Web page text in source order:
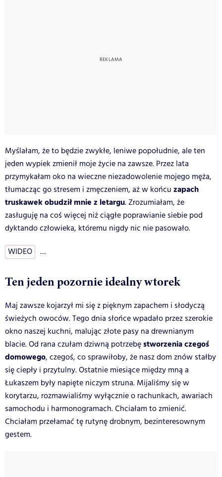
Myślałam, że to będzie zwykłe, leniwe popołudnie, ale ten
jeden wypiek zmienił moje życie na zawsze. Przez lata
przymykałam oko na wieczne niezadowolenie mojego męża,
tłumacząc go stresem i zmęczeniem, aż w końcu zapach
truskawek obudził mnie z letargu. Zrozumiałam, że
zasługuję na coś więcej niż ciągłe poprawianie siebie pod
dyktando człowieka, któremu nigdy nic nie pasowało.
WIDEO …
Ten jeden pozornie idealny wtorek
Maj zawsze kojarzył mi się z pięknym zapachem i słodyczą
świeżych owoców. Tego dnia słońce wpadało przez szerokie
okno naszej kuchni, malując złote pasy na drewnianym
blacie. Od rana czułam dziwną potrzebęstworzenia czegoś
domowego, czegoś, co sprawiłoby, że nasz dom znów stałby
się ciepły i przytulny. Ostatnie miesiące między mną a
Łukaszem były napięte niczym struna. Mijaliśmy się w
korytarzu, rozmawialiśmy wyłącznie o rachunkach, awariach
samochodu i harmonogramach. Chciałam to zmienić.
Chciałam przełamać tę rutynę drobnym, bezinteresownym
gestem.